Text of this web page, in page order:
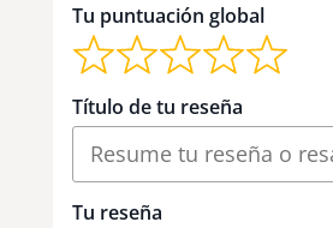
Tu puntuación global
Título de tu reseña
Tu reseña